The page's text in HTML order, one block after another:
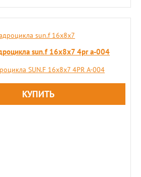
sun.f 16х8х7 4pr a-004
SUN.F 16х8х7 4PR A-004